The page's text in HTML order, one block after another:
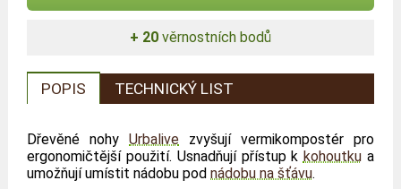
+ 20 věrnostních bodů
POPIS TECHNICKÝ LIST
Dřevěné nohyUrbalive zvyšují vermikompostér pro
ergonomičtější použití. Usnadňují přístup k kohoutkua
umožňují umístit nádobu podnádobu na šťávu.